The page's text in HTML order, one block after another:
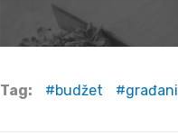
Tag: budžet građani